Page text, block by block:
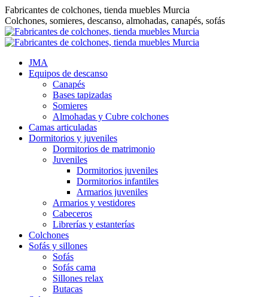
Saltar
al
contenido
Fabricantes de colchones, tienda muebles Murcia
Colchones, somieres, descanso, almohadas, canapés, sofás
JMA
Equipos de descanso
Canapés
Bases tapizadas
Somieres
Almohadas y Cubre colchones
Camas articuladas
Dormitorios y juveniles
Dormitorios de matrimonio
Juveniles
Dormitorios juveniles
Dormitorios infantiles
Armarios juveniles
Armarios y vestidores
Cabeceros
Librerías y estanterías
Colchones
Sofás y sillones
Sofás
Sofás cama
Sillones relax
Butacas